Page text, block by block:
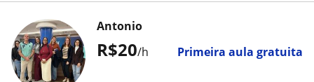
R$20/h Primeira aula gratuita
Antonio